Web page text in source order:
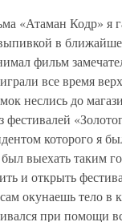
«Атаман Кодр» я
в
фильм
все время
неслись до
фестивалей
которого я
выехать таким
и открыть
окунаешь тело в
при помощи